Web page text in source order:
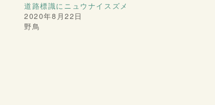
道路標識にニュウナイスズメ
2020年8月22日
野鳥